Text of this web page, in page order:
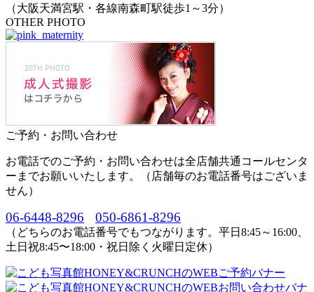
（大阪天満宮駅・各線南森町駅徒歩1～3分）
OTHER PHOTO
ご予約・お問い合わせ
お電話でのご予約・お問い合わせは全店舗共通コールセンタ
ーまでお願いいたします。（店舗毎のお電話番号はございま
せん）
06-6448-8296 050-6861-8296
（どちらのお電話番号でもつながります。平日8:45～16:00、
土日祝8:45〜18:00・祝日除く火曜日定休）